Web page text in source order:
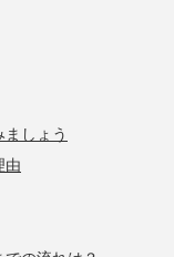
しょう
由